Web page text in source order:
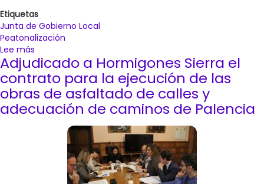
Etiquetas
Junta de Gobierno Local
Peatonalización
Lee más
La
JGL
aprueba
la
ampliación
contrato
Adjudicado a Hormigones Sierra el
contrato para la ejecución de las
obras de asfaltado de calles y
adecuación de caminos de Palencia